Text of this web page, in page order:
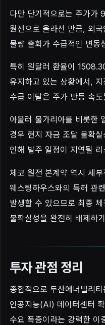
다만 단기적으로는 주가가
원선으로 올라선 만큼, 외
물량 출회가 수급적인 변동
특히 원달러 환율이
유지하고 있는 상황에서,
수급 이탈은 주가 반등 속
아울러 불가리아를 비롯한
경우 현지 자금 조달 불확
인해 발주 일정이 지연될
체코 원전 본계약 역시 세
웨스팅하우스와의 특허 관
발생할 수 있으므로 최종
불확실성을 완전히 배제하
투자 관점 정리
종합적으로 두산에너빌리
인공지능(AI) 데이터센터
수요 폭증이라는 강력한 이